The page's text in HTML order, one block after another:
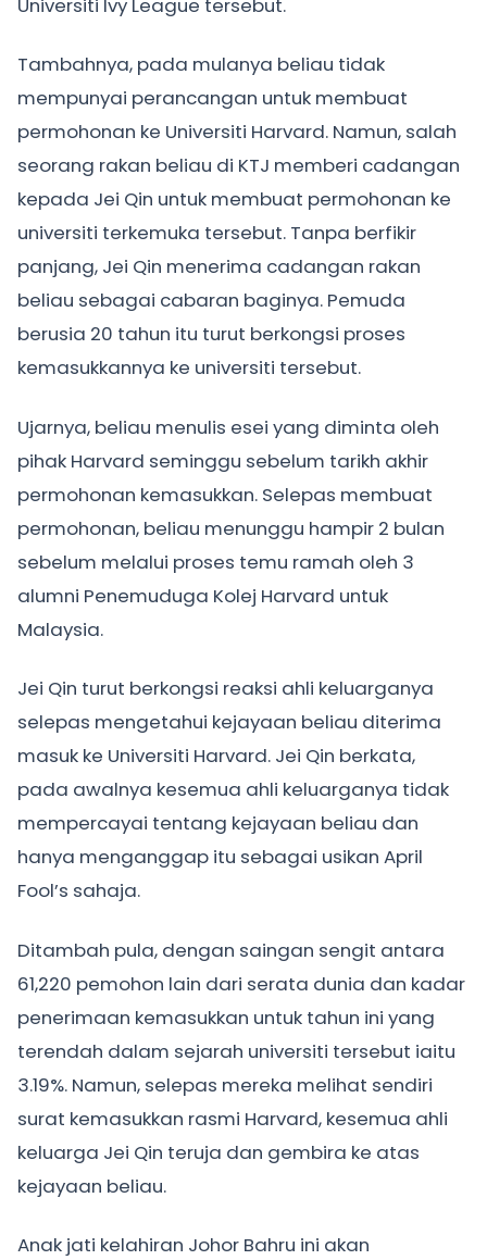
Tambahnya, pada mulanya beliau tidak
mempunyai perancangan untuk membuat
permohonan ke Universiti Harvard. Namun, salah
seorang rakan beliau di KTJ memberi cadangan
kepada Jei Qin untuk membuat permohonan ke
universiti terkemuka tersebut. Tanpa berfikir
panjang, Jei Qin menerima cadangan rakan
beliau sebagai cabaran baginya. Pemuda
berusia 20 tahun itu turut berkongsi proses
kemasukkannya ke universiti tersebut.
Ujarnya, beliau menulis esei yang diminta oleh
pihak Harvard seminggu sebelum tarikh akhir
permohonan kemasukkan. Selepas membuat
permohonan, beliau menunggu hampir 2 bulan
sebelum melalui proses temu ramah oleh 3
alumni Penemuduga Kolej Harvard untuk
Malaysia.
Jei Qin turut berkongsi reaksi ahli keluarganya
selepas mengetahui kejayaan beliau diterima
masuk ke Universiti Harvard. Jei Qin berkata,
pada awalnya kesemua ahli keluarganya tidak
mempercayai tentang kejayaan beliau dan
hanya menganggap itu sebagai usikan April
Fool’s sahaja.
Ditambah pula, dengan saingan sengit antara
61,220 pemohon lain dari serata dunia dan kadar
penerimaan kemasukkan untuk tahun ini yang
terendah dalam sejarah universiti tersebut iaitu
3.19%. Namun, selepas mereka melihat sendiri
surat kemasukkan rasmi Harvard, kesemua ahli
keluarga Jei Qin teruja dan gembira ke atas
kejayaan beliau.
Anak jati kelahiran Johor Bahru ini akan